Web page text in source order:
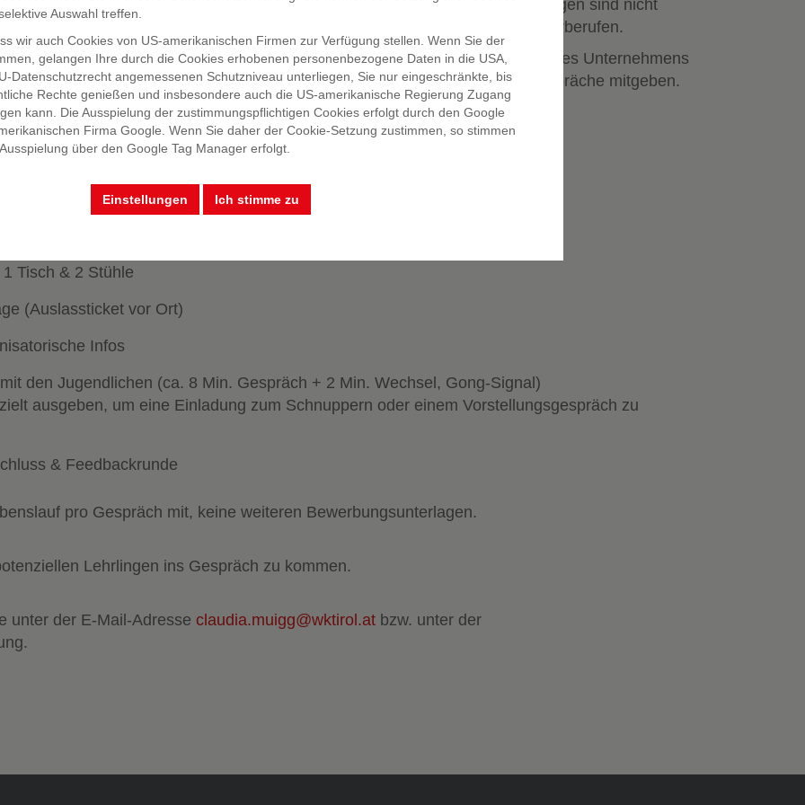
Auswahl treffen.
wir auch Cookies von US-amerikanischen Firmen zur Verfügung stellen. Wenn Sie der
gelangen Ihre durch die Cookies erhobenen personenbezogene Daten in die USA,
Datenschutzrecht angemessenen Schutzniveau unterliegen, Sie nur eingeschränkte, bis
Rechte genießen und insbesondere auch die US-amerikanische Regierung Zugang
kann. Die Ausspielung der zustimmungspflichtigen Cookies erfolgt durch den Google
Firma Google. Wenn Sie daher der Cookie-Setzung zustimmen, so stimmen
über den Google Tag Manager erfolgt.
Einstellungen Ich stimme zu
die Jugendlichen einen individuellen Lebenslauf vor (weitere Unterlagen sind nicht
erhalten Sie eine Übersicht der gebuchten Gespräche und den Lehrberufen.
Verfügung (keine Messewände oder Ähnliches). Eine weitere Platzierung Ihres Unternehmens
können Sie den Schüler:innen gerne direkt während der Gespräche mitgeben.
den Jugendlichen eine Recall-Karte überreichen.
| Wilhelm-Greil-Straße 7 | 6020 Innsbruck
Tisch & 2 Stühle
(Auslassticket vor Ort)
Infos
den Jugendlichen (ca. 8 Min. Gespräch + 2 Min. Wechsel, Gong-Signal)
ausgeben, um eine Einladung zum Schnuppern oder einem Vorstellungsgespräch zu
& Feedbackrunde
pro Gespräch mit, keine weiteren Bewerbungsunterlagen.
Lehrlingen ins Gespräch zu kommen.
unter der E-Mail-Adresse claudia.muigg@wktirol.at bzw. unter der